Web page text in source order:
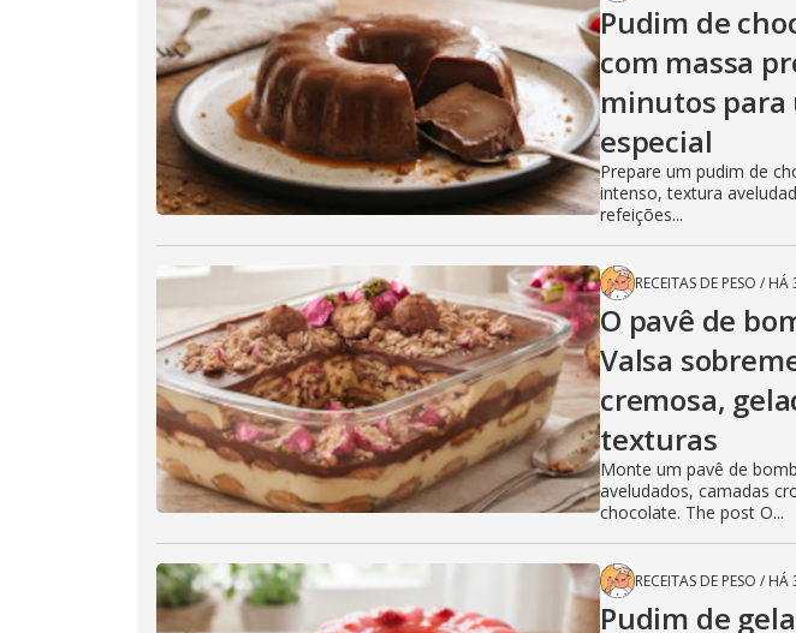
Pudim de
com massa
minutos para
especial
Prepare um pudim de
intenso, textura
refeições...
RECEITAS DE PESO / HÁ
O pavê de
Valsa
cremosa,
texturas
Monte um pavê de
aveludados, camadas
chocolate. The post O...
RECEITAS DE PESO / HÁ
Pudim de